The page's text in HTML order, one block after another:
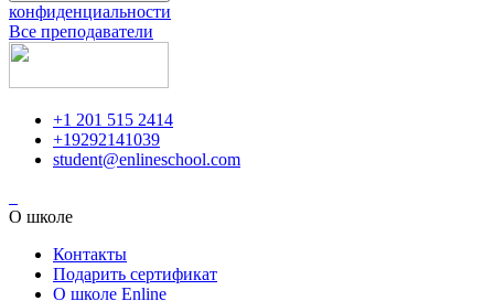
конфиденциальности
Все преподаватели
+1 201 515 2414
+19292141039
student@enlineschool.com
О школе
Контакты
Подарить сертификат
О школе Enline